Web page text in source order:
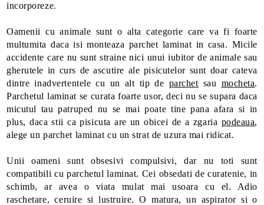
incorporeze.
Oamenii cu animale sunt o alta categorie care va fi foarte
multumita daca isi monteaza parchet laminat in casa. Micile
accidente care nu sunt straine nici unui iubitor de animale sau
gherutele in curs de ascutire ale pisicutelor sunt doar cateva
dintre inadvertentele cu un alt tip de parchet sau mocheta.
Parchetul laminat se curata foarte usor, deci nu se supara daca
micutul tau patruped nu se mai poate tine pana afara si in
plus, daca stii ca pisicuta are un obicei de a zgaria podeaua,
alege un parchet laminat cu un strat de uzura mai ridicat.
Unii oameni sunt obsesivi compulsivi, dar nu toti sunt
compatibili cu parchetul laminat. Cei obsedati de curatenie, in
schimb, ar avea o viata mulat mai usoara cu el. Adio
raschetare, ceruire si lustruire. O matura, un aspirator si o